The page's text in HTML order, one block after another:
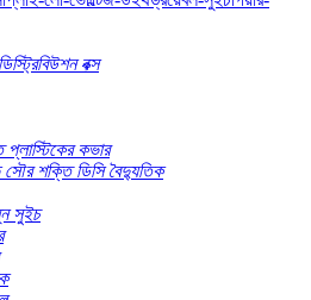
বক্স
প্লাস্টিকের কভার
সৌর শক্তি ডিসি বৈদ্যুতিক
সুইচ